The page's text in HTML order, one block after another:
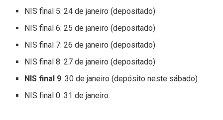
NIS final 5: 24 de janeiro (depositado)
NIS final 6: 25 de janeiro (depositado)
NIS final 7: 26 de janeiro (depositado)
NIS final 8: 27 de janeiro (depositado)
NIS final 9: 30 de janeiro (depósito neste sábado)
NIS final 0: 31 de janeiro.